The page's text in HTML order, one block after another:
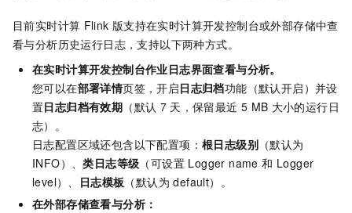
目前实时计算 Flink 版支持在实时计算开发控制台或外部存储中查
看与分析历史运行日志，支持以下两种方式。
在实时计算开发控制台作业日志界面查看与分析。
您可以在部署详情页签，开启日志归档功能（默认开启）并设
置日志归档有效期 （默认 7 天，保留最近 5 MB 大小的运行日
志）。
日志配置区域还包含以下配置项： 根日志级别 （默认为
INFO）、类日志等级 （可设置 Logger name 和 Logger
level）、
日志模板 （默认为 default）。
在外部存储查看与分析：